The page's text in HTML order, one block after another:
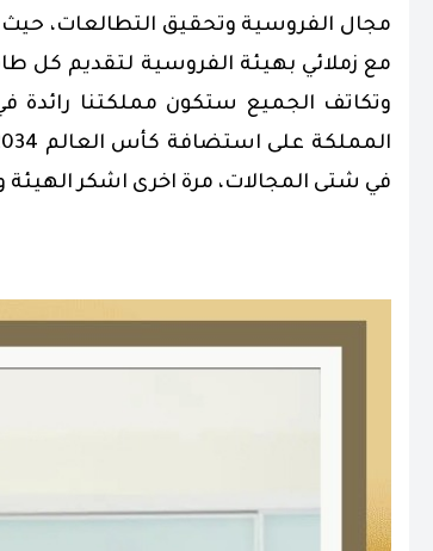
مجال الفروسية وتحقيق التطالعات،
وتكاتف الجميع ستكون مملكتنا رائدة
في شتى المجالات، مرة اخرى اشكر